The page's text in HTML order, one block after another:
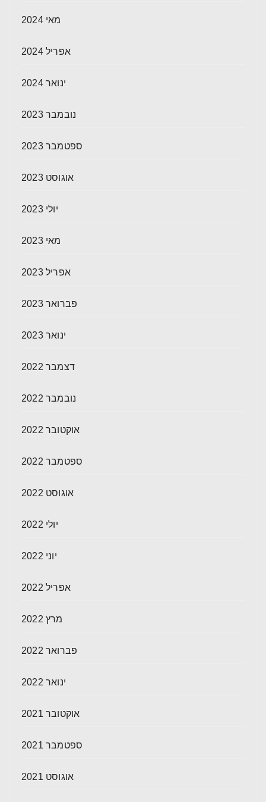
מאי 2024
אפריל 2024
ינואר 2024
נובמבר 2023
ספטמבר 2023
אוגוסט 2023
יולי 2023
מאי 2023
אפריל 2023
פברואר 2023
ינואר 2023
דצמבר 2022
נובמבר 2022
אוקטובר 2022
ספטמבר 2022
אוגוסט 2022
יולי 2022
יוני 2022
אפריל 2022
מרץ 2022
פברואר 2022
ינואר 2022
אוקטובר 2021
ספטמבר 2021
אוגוסט 2021